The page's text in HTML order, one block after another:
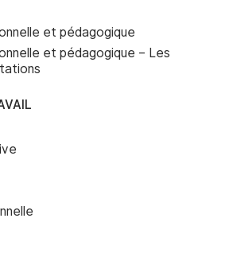
et pédagogique
et pédagogique – Les